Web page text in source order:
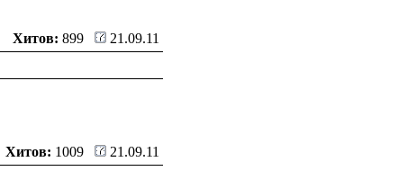
Хитов: 899
21.09.11
Хитов: 1009
21.09.11